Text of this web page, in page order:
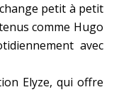
petit à petit
comme Hugo
avec
Elyze, qui offre